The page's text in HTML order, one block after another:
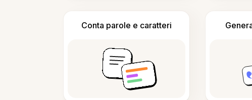
Conta parole e caratteri